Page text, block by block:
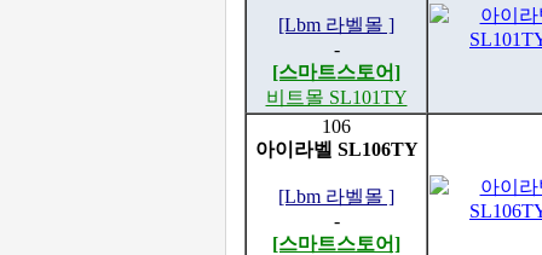
[Lbm 라벨몰 ]
-
[스마트스토어]
비트몰 SL101TY
106
아이라벨 SL106TY
[Lbm 라벨몰 ]
-
[스마트스토어]